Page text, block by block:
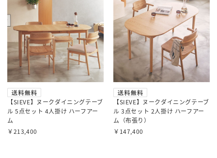
【SIEVE】ヌークダイニングテーブ
ル 5点セット 4人掛け ハーフアー
ム
￥213,400
【SIEVE】ヌークダイニングテーブ
ル 3点セット 2人掛け ハーフアー
ム（布張り）
￥147,400